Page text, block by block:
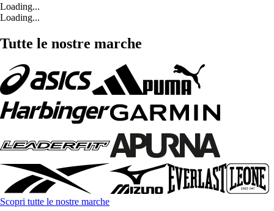
Loading...
Loading...
Tutte le nostre marche
Scopri tutte le nostre marche